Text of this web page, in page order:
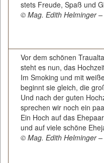
stets Freude, Spaß und
© Mag. Edith Helminger
Vor dem schönen
steht es nun, das
Im Smoking und mit
beginnt sie gleich, die
Und nach der guten
sprechen wir noch ein
Ein Hoch auf das Ehepaar
und auf viele schöne
© Mag. Edith Helminger